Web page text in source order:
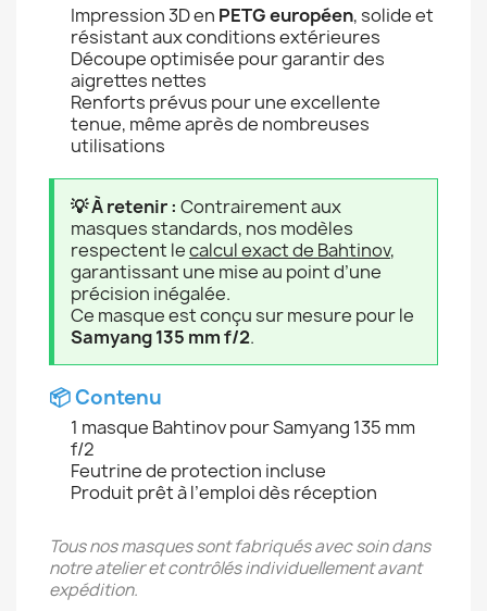
Impression 3D en PETG européen, solide et
résistant aux conditions extérieures
Découpe optimisée pour garantir des
aigrettes nettes
Renforts prévus pour une excellente
tenue, même après de nombreuses
utilisations
💡 À retenir : Contrairement aux
masques standards, nos modèles
respectent lecalcul exact de Bahtinov,
garantissant une mise au point d’une
précision inégalée.
Ce masque est conçu sur mesure pour le
Samyang 135 mm f/2.
📦 Contenu
1 masque Bahtinov pour Samyang 135 mm
f/2
Feutrine de protection incluse
Produit prêt à l’emploi dès réception
Tous nos masques sont fabriqués avec soin dans
notre atelier et contrôlés individuellement avant
expédition.